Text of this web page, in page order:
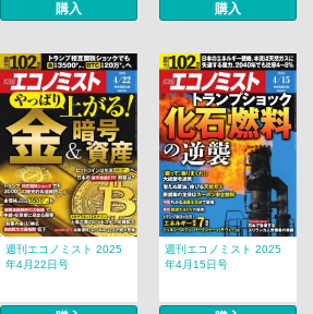
購入 購入
週刊エコノミスト 2025
年4月22日号
週刊エコノミスト 2025
年4月15日号